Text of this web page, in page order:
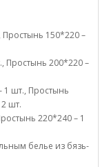
150*220 –
Простынь 200*220 –
1 шт., Простынь
шт.
220*240 – 1
белье из бязь-